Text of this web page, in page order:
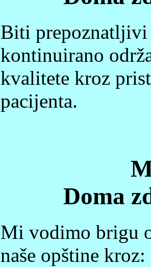
Biti prepoznatljivi
kontinuirano
kvalitete kroz
pacijenta.
Doma
Mi vodimo brigu
naše opštine kroz: